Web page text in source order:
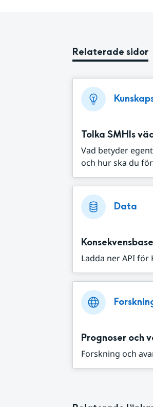
Relaterade sidor
Tolka SMHIs
Vad betyder
och hur ska du
Data
Ladda ner API
Prognoser och
Forskning och